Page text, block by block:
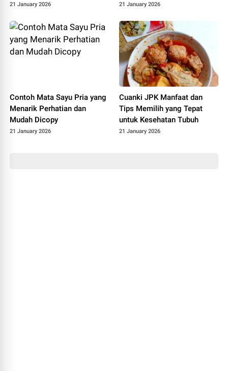
21 January 2026 21 January 2026
Contoh Mata Sayu Pria yang
Menarik Perhatian dan
Mudah Dicopy
21 January 2026
Cuanki JPK Manfaat dan
Tips Memilih yang Tepat
untuk Kesehatan Tubuh
21 January 2026